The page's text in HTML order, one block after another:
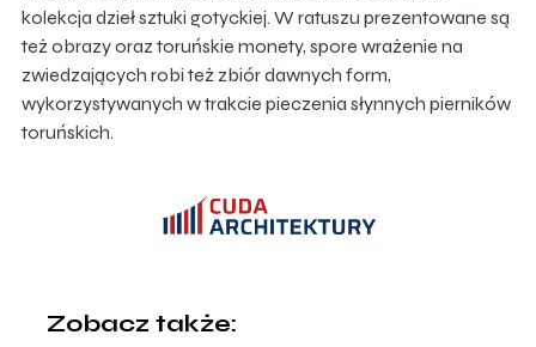
kolekcja dzieł sztuki gotyckiej. W ratuszu prezentowane są
też obrazy oraz toruńskie monety, spore wrażenie na
zwiedzających robi też zbiór dawnych form,
wykorzystywanych w trakcie pieczenia słynnych pierników
toruńskich.
Zobacz także: